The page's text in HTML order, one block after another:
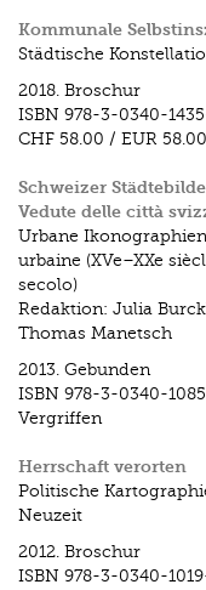
Kommunale
Städtische
2018. Broschur
ISBN 978-3-0340-
CHF 58.00 / EUR 58.00
Schweizer
Vedute delle città
Urbane
urbaine (XVe–XXe
secolo)
Redaktion: Julia
Thomas Manetsch
2013. Gebunden
ISBN 978-3-0340-
Vergriffen
Herrschaft verorten
Politische
Neuzeit
2012. Broschur
ISBN 978-3-0340-